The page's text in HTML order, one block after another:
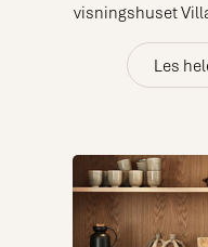
visningshuset
hus
Les